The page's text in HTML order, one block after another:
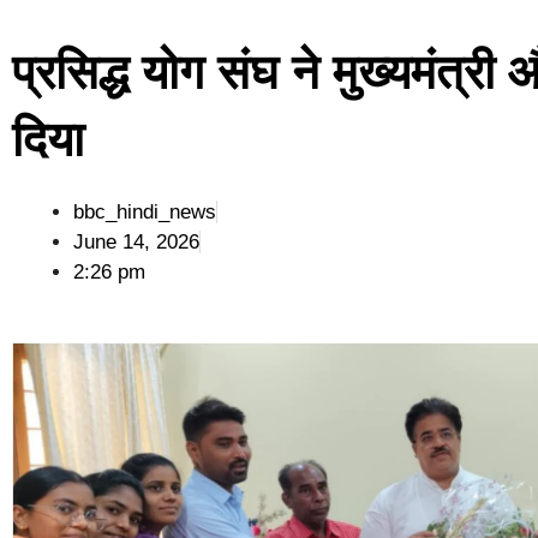
प्रसिद्ध योग संघ ने मुख्यमंत्री
दिया
bbc_hindi_news
June 14, 2026
2:26 pm